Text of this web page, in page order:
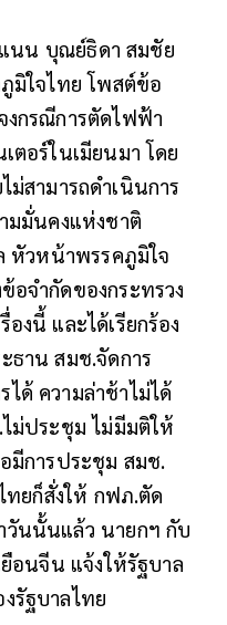
แนน บุณย์ธิดา สมชัย
มิใจไทย โพสต์ข้อ
กรณีการตัดไฟฟ้า
ตอร์ในเมียนมา โดย
ม่สามารถดำเนินการ
มมั่นคงแห่งชาติ
หัวหน้าพรรคภูมิใจ
อจำกัดของกระทรวง
งนี้ และได้เรียกร้อง
ธาน สมช.จัดการ
ด้ ความล่าช้าไม่ได้
ม่ประชุม ไม่มีมติให้
มีการประชุม สมช.
ทยก็สั่งให้ กฟภ.ตัด
นนั้นแล้ว นายกฯ กับ
อนจีน แจ้งให้รัฐบาล
รัฐบาลไทย